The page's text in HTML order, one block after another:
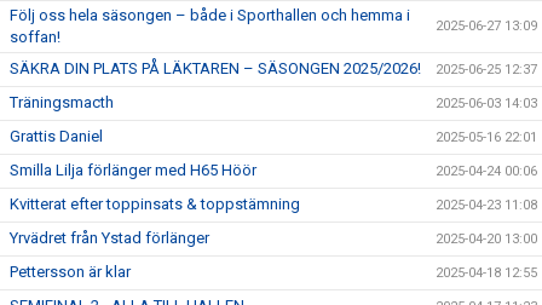
Följ oss hela säsongen – både i Sporthallen och hemma i
soffan!
2025-06-27 13:09
SÄKRA DIN PLATS PÅ LÄKTAREN – SÄSONGEN 2025/2026! 2025-06-25 12:37
Träningsmacth 2025-06-03 14:03
Grattis Daniel 2025-05-16 22:01
Smilla Lilja förlänger med H65 Höör 2025-04-24 00:06
Kvitterat efter toppinsats & toppstämning 2025-04-23 11:08
Yrvädret från Ystad förlänger 2025-04-20 13:00
Pettersson är klar 2025-04-18 12:55